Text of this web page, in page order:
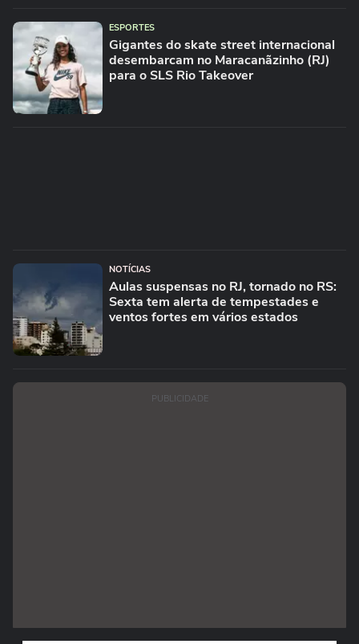
ESPORTES
Gigantes do skate street internacional
desembarcam no Maracanãzinho (RJ)
para o SLS Rio Takeover
NOTÍCIAS
Aulas suspensas no RJ, tornado no RS:
Sexta tem alerta de tempestades e
ventos fortes em vários estados
PUBLICIDADE